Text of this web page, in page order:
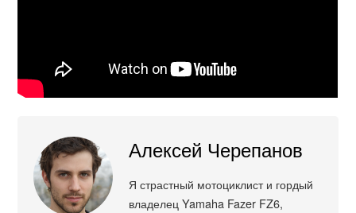
Алексей Черепанов
Я страстный мотоциклист и гордый
владелец Yamaha Fazer FZ6,